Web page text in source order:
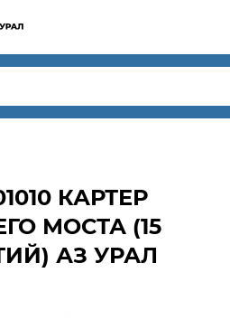
КАРТЕР
МОСТА (15
АЗ УРАЛ